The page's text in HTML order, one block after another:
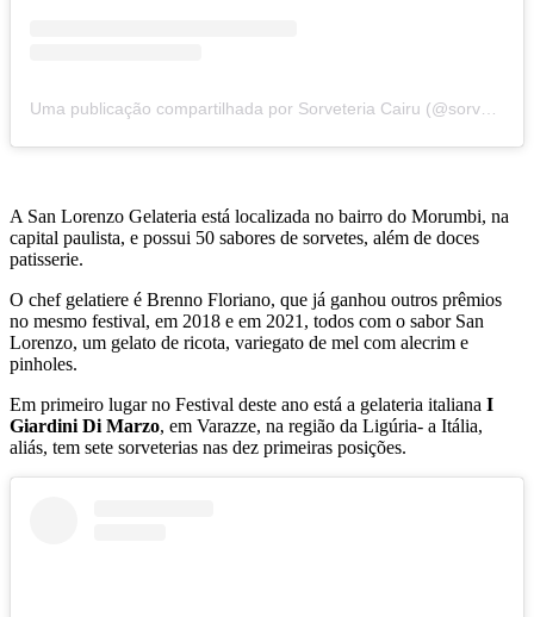
A San Lorenzo Gelateria está localizada no bairro do Morumbi, na
capital paulista, e possui 50 sabores de sorvetes, além de doces
patisserie.
O chef gelatiere é Brenno Floriano, que já ganhou outros prêmios
no mesmo festival, em 2018 e em 2021, todos com o sabor San
Lorenzo, um gelato de ricota, variegato de mel com alecrim e
pinholes.
Em primeiro lugar no Festival deste ano está a gelateria italiana I
Giardini Di Marzo, em Varazze, na região da Ligúria- a Itália,
aliás, tem sete sorveterias nas dez primeiras posições.